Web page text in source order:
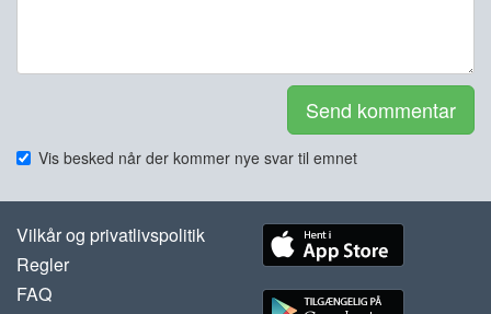
Send kommentar
Vis besked når der kommer nye svar til emnet
Vilkår og privatlivspolitik
Regler
FAQ